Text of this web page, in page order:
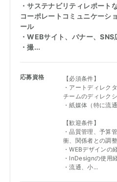
・サステナビリティレポート
コーポレートコミュニケーシ
ール
・WEBサイト、バナー、SNS
・撮...
応募資格
【必須条件】
・アートディレク
チームのディレク
・紙媒体（特に流
【歓迎条件】
・品質管理、予算
衝、関係者との調
・WEBデザインの
・InDesignの使用
・流通、小...